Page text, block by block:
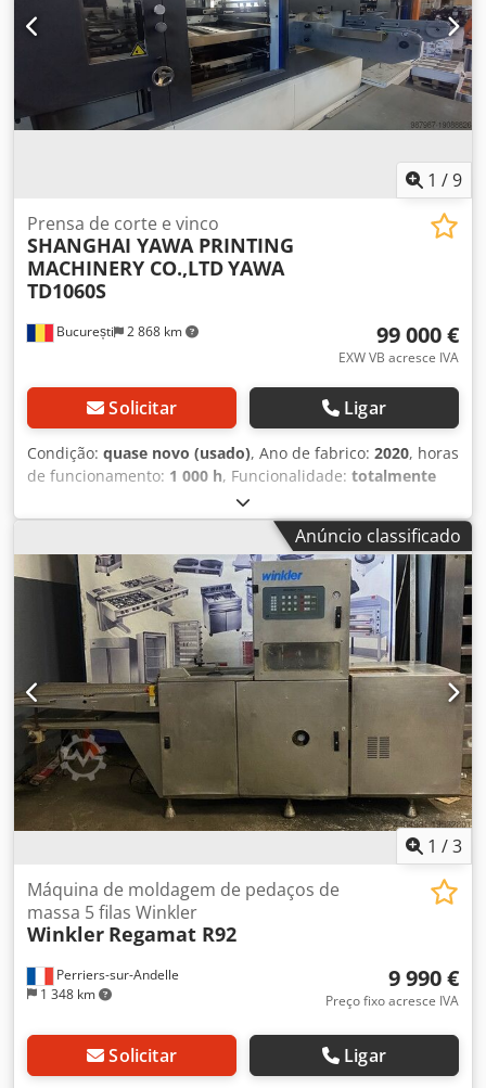
1 /9
București 2 868 km
Prensa de corte e vinco
SHANGHAI YAWA PRINTING
MACHINERY CO.,LTDYAWA
TD1060S
99 000 €
EXW VB acresce IVA
Solicitar Ligar
Condição: quase novo (usado), Ano de fabrico: 2020, horas
de funcionamento: 1 000 h, Funcionalidade: totalmente
300 t
equipamento foi muito pouco utilizado, está quase como
novo e possui menos de 1.000 horas de operação.
Tamanho máx. da folha: 1060×740mm Tamanho mín. da
folha: 400×360mm Intervalo de materiais: Cartão
157~2000gsm Cartão ondulado (E, B ONDA) Borda mín. do
pinça: 4mm Tamanho máx. de corte: 1040×730mm Pressão
máx.: 250 toneladas Velocidade máx.: 7.500 folhas/hora
Altura das facas: 23,8mm Potência do motor principal:
11kw Potência total: 23kw Dodpfx Aswhvq Ijciekr
Dimensões (C×L×A): 6000×4200×2400mm Peso líquido:
18.000kg
Anúncio classificado
1 /3
Perriers-sur-Andelle
1 348 km
Máquina de moldagem de pedaços de
massa 5 filas Winkler
Winkler Regamat R92
9 990 €
Preço fixo acresce IVA
Solicitar Ligar